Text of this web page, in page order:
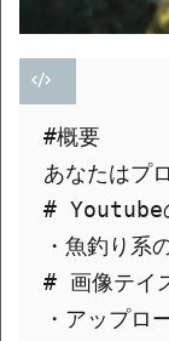
#概要
あなたはプ
# Youtube
・魚釣り系
# 画像テイ
・アップロ